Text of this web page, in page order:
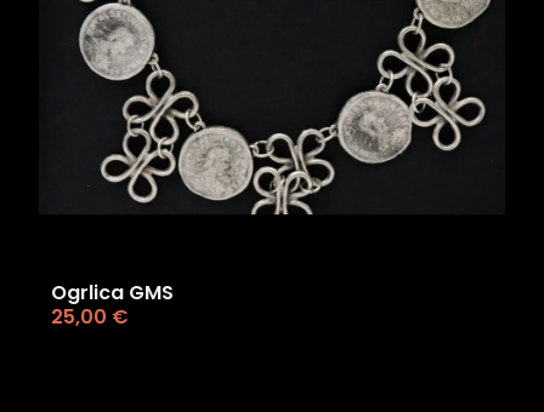
Ogrlica GMS
25,00 €